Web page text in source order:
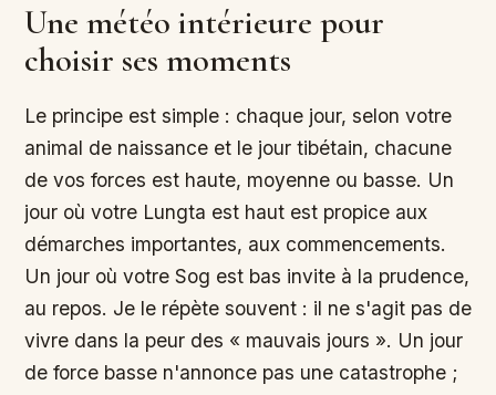
Une météo intérieure pour
choisir ses moments
Le principe est simple : chaque jour, selon votre
animal de naissance et le jour tibétain, chacune
de vos forces est haute, moyenne ou basse. Un
jour où votre Lungta est haut est propice aux
démarches importantes, aux commencements.
Un jour où votre Sog est bas invite à la prudence,
au repos. Je le répète souvent : il ne s'agit pas de
vivre dans la peur des « mauvais jours ». Un jour
de force basse n'annonce pas une catastrophe ;